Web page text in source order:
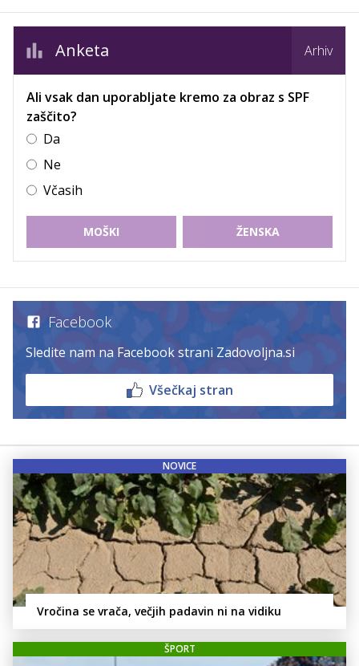
Anketa Arhiv
Ali vsak dan uporabljate kremo za obraz s SPF
zaščito?
Da
Ne
Včasih
MOŠKI ŽENSKA
Facebook
Sledite nam na Facebook strani Zadovoljna.si
Všečkaj stran
NOVICE
Vročina se vrača, večjih padavin ni na vidiku
ŠPORT